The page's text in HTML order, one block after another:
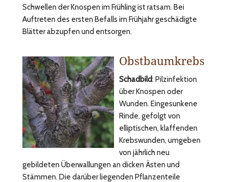
Schwellen der Knospen im Frühling ist ratsam. Bei
Auftreten des ersten Befalls im Frühjahr geschädigte
Blätter abzupfen und entsorgen.
Obstbaumkrebs
Schadbild: Pilzinfektion
über Knospen oder
Wunden. Eingesunkene
Rinde, gefolgt von
elliptischen, klaffenden
Krebswunden, umgeben
von jährlich neu
gebildeten Überwallungen an dicken Ästen und
Stämmen. Die darüber liegenden Pflanzenteile